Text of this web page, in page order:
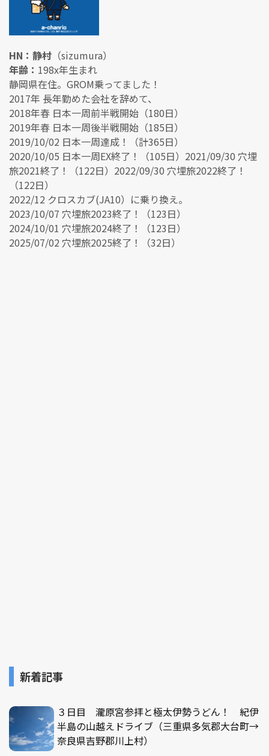
HN：静村 （sizumura）
年齢： 198x年生まれ
静岡県在住。GROM乗ってました！
2017年 長年勤めた会社を辞めて、
2018年春 日本一周前半戦開始（180日）
2019年春 日本一周後半戦開始（185日）
2019/10/02 日本一周達成！（計365日）
2020/10/05 日本一周EX終了！（105日）2021/09/30 穴埋
旅2021終了！（122日）2022/09/30 穴埋旅2022終了！
（122日）
2022/12 クロスカブ(JA10）に乗り換え。
2023/10/07 穴埋旅2023終了！（123日）
2024/10/01 穴埋旅2024終了！（123日）
2025/07/02 穴埋旅2025終了！（32日）
新着記事
３日目 瀧原宮参拝と極太伊勢うどん！ 紀伊
半島の山越えドライブ（三重県多気郡大台町→
奈良県吉野郡川上村）